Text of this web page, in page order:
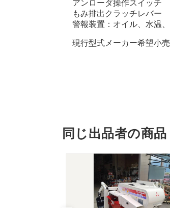
アンローダ操作スイッチ
もみ排出クラッチレバー
警報装置：オイル、水温
現行型式メーカー希望小
同じ出品者の商品